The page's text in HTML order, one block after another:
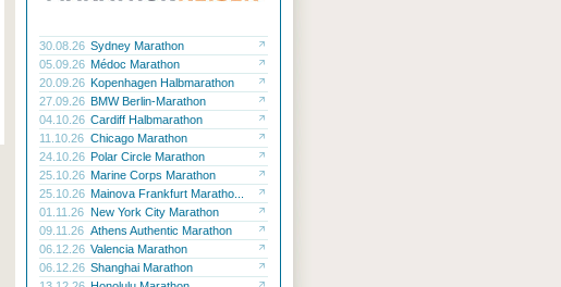
30.08.26 Sydney Marathon
05.09.26 Médoc Marathon
20.09.26 Kopenhagen Halbmarathon
27.09.26 BMW Berlin-Marathon
04.10.26 Cardiff Halbmarathon
11.10.26 Chicago Marathon
24.10.26 Polar Circle Marathon
25.10.26 Marine Corps Marathon
25.10.26 Mainova Frankfurt Maratho...
01.11.26 New York City Marathon
09.11.26 Athens Authentic Marathon
06.12.26 Valencia Marathon
06.12.26 Shanghai Marathon